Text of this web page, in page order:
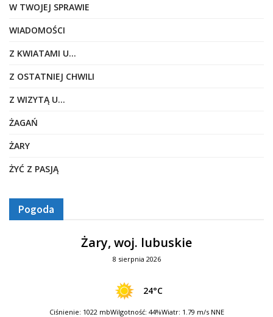
W TWOJEJ SPRAWIE
WIADOMOŚCI
Z KWIATAMI U…
Z OSTATNIEJ CHWILI
Z WIZYTĄ U…
ŻAGAŃ
ŻARY
ŻYĆ Z PASJĄ
Pogoda
Żary, woj. lubuskie
8 sierpnia 2026
24°C
Ciśnienie: 1022 mbWilgotność: 44%Wiatr: 1.79 m/s NNE